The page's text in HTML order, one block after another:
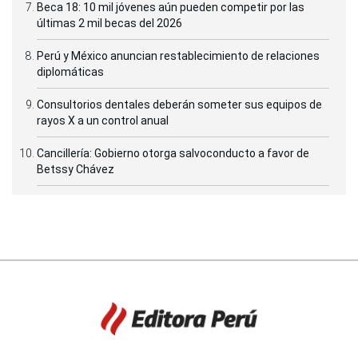
Beca 18: 10 mil jóvenes aún pueden competir por las
últimas 2 mil becas del 2026
Perú y México anuncian restablecimiento de relaciones
diplomáticas
Consultorios dentales deberán someter sus equipos de
rayos X a un control anual
Cancillería: Gobierno otorga salvoconducto a favor de
Betssy Chávez